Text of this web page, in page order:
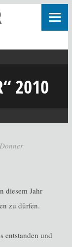
2010
diesem Jahr
zu dürfen.
entstanden und